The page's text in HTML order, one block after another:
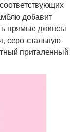
добавит
прямые джинсы
серо-стальную
приталенный